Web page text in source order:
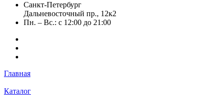
Санкт-Петербург
Дальневосточный пр., 12к2
Пн. – Вс.: с 12:00 до 21:00
Главная
Каталог